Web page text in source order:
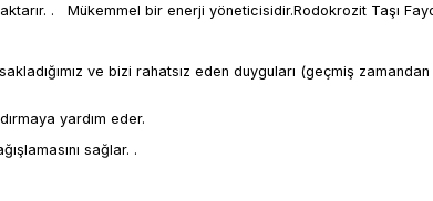
. Mükemmel bir enerji yöneticisidir.Rodokrozit Taşı
ve bizi rahatsız eden duyguları (geçmiş
yardım eder.
sağlar. .